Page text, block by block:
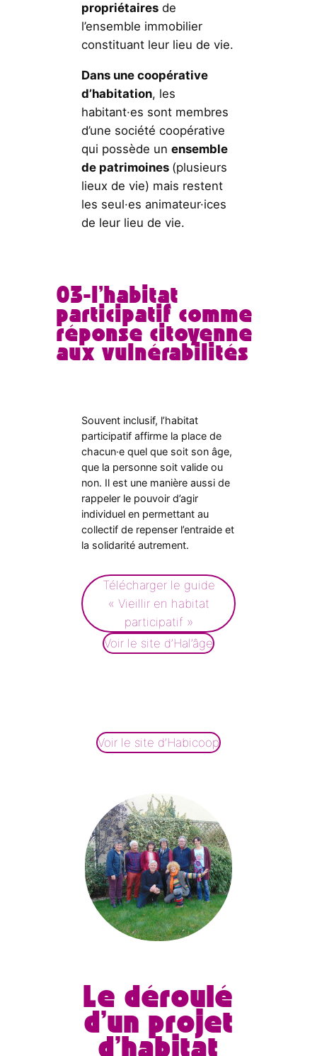
propriétaires de
l’ensemble immobilier
constituant leur lieu de vie.
Dans une coopérative
d’habitation, les
habitant·es sont membres
d’une société coopérative
qui possède unensemble
de patrimoines (plusieurs
lieux de vie) mais restent
les seul·es animateur·ices
de leur lieu de vie.
03-l’habitat
participatif comme
réponse citoyenne
aux vulnérabilités
Souvent inclusif, l’habitat
participatif affirme la place de
chacun·e quel que soit son âge,
que la personne soit valide ou
non. Il est une manière aussi de
rappeler le pouvoir d’agir
individuel en permettant au
collectif de repenser l’entraide et
la solidarité autrement.
Télécharger le guide
« Vieillir en habitat
participatif »
Voir le site d’Hal’âge
Voir le site d’Habicoop
Le déroulé
d’un projet